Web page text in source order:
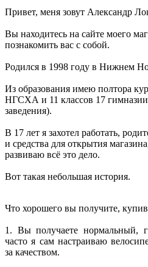
Привет, меня зовут Александр
Вы находитесь на сайте моего
познакомить вас с собой.
Родился в 1998 году в Нижнем
Из образования имею полтора
НГСХА и 11 классов 17
заведения).
В 17 лет я захотел работать,
и средства для открытия
развиваю всё это дело.
Вот такая небольшая история.
Что хорошего вы получите,
1. Вы получаете нормальный,
часто я сам настраиваю
за качеством.